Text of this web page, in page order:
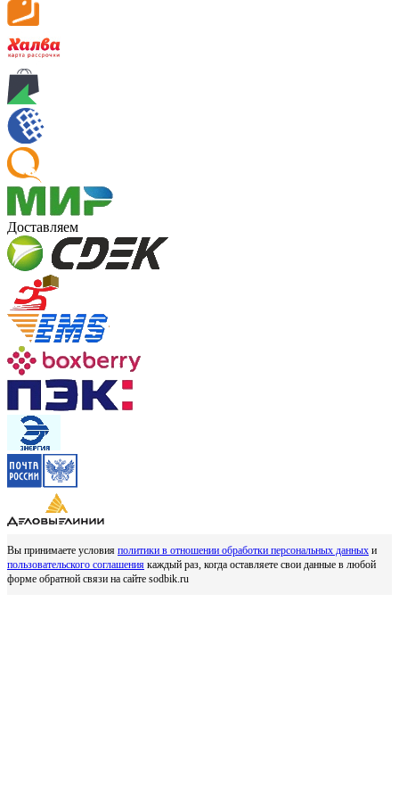
Доставляем
Вы принимаете условия политики в отношении обработки персональных данных и
пользовательского соглашения каждый раз, когда оставляете свои данные в любой
форме обратной связи на сайте sodbik.ru